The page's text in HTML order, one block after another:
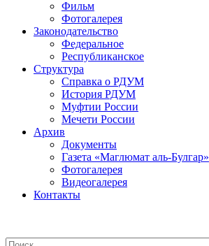
Фильм
Фотогалерея
Законодательство
Федеральное
Республиканское
Структура
Справка о РДУМ
История РДУМ
Муфтии России
Мечети России
Архив
Документы
Газета «Маглюмат аль-Булгар»
Фотогалерея
Видеогалерея
Контакты